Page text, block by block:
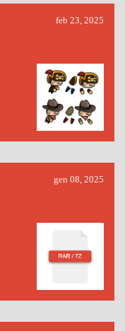
feb 23, 2025
gen 08, 2025